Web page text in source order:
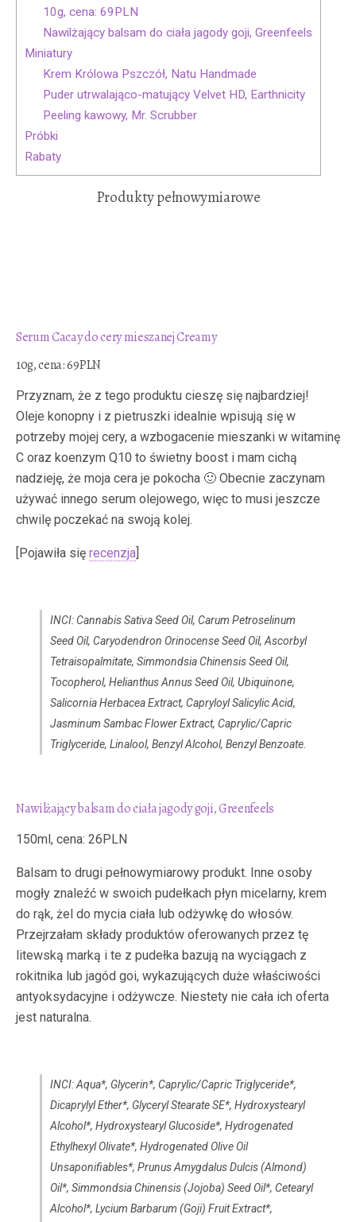
10g, cena: 69PLN
Nawilżający balsam do ciała jagody goji, Greenfeels
Miniatury
Krem Królowa Pszczół, Natu Handmade
Puder utrwalająco-matujący Velvet HD, Earthnicity
Peeling kawowy, Mr. Scrubber
Próbki
Rabaty
Produkty pełnowymiarowe
Serum Cacay do cery mieszanej Creamy
10g, cena: 69PLN
Przyznam, że z tego produktu cieszę się najbardziej!
Oleje konopny i z pietruszki idealnie wpisują się w
potrzeby mojej cery, a wzbogacenie mieszanki w witaminę
C oraz koenzym Q10 to świetny boost i mam cichą
nadzieję, że moja cera je pokocha 🙂 Obecnie zaczynam
używać innego serum olejowego, więc to musi jeszcze
chwilę poczekać na swoją kolej.
[Pojawiła się recenzja
INCI: Cannabis Sativa Seed Oil, Carum Petroselinum
Seed Oil, Caryodendron Orinocense Seed Oil, Ascorbyl
Tetraisopalmitate, Simmondsia Chinensis Seed Oil,
Tocopherol, Helianthus Annus Seed Oil, Ubiquinone,
Salicornia Herbacea Extract, Capryloyl Salicylic Acid,
Jasminum Sambac Flower Extract, Caprylic/Capric
Triglyceride, Linalool, Benzyl Alcohol, Benzyl Benzoate.
Nawilżający balsam do ciała jagody goji, Greenfeels
150ml, cena: 26PLN
Balsam to drugi pełnowymiarowy produkt. Inne osoby
mogły znaleźć w swoich pudełkach płyn micelarny, krem
do rąk, żel do mycia ciała lub odżywkę do włosów.
Przejrzałam składy produktów oferowanych przez tę
litewską marką i te z pudełka bazują na wyciągach z
rokitnika lub jagód goi, wykazujących duże właściwości
antyoksydacyjne i odżywcze. Niestety nie cała ich oferta
jest naturalna.
INCI: Aqua*, Glycerin*, Caprylic/Capric Triglyceride*,
Dicaprylyl Ether*, Glyceryl Stearate SE*, Hydroxystearyl
Alcohol*, Hydroxystearyl Glucoside*, Hydrogenated
Ethylhexyl Olivate*, Hydrogenated Olive Oil
Unsaponifiables*, Prunus Amygdalus Dulcis (Almond)
Oil*, Simmondsia Chinensis (Jojoba) Seed Oil*, Cetearyl
Alcohol*, Lycium Barbarum (Goji) Fruit Extract*,